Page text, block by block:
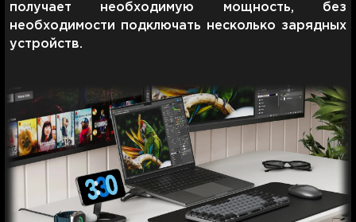
получает необходимую мощность, без
необходимости подключать несколько зарядных
устройств.